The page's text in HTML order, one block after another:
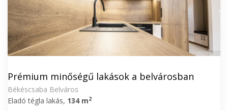
Prémium minőségű lakások a belvárosban
Békéscsaba Belváros
Eladó tégla lakás, 134 m2